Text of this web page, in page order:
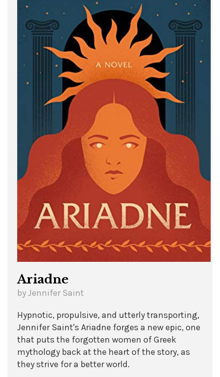
Ariadne
by Jennifer Saint
Hypnotic, propulsive, and utterly transporting,
Jennifer Saint's Ariadne forges a new epic, one
that puts the forgotten women of Greek
mythology back at the heart of the story, as
they strive for a better world.